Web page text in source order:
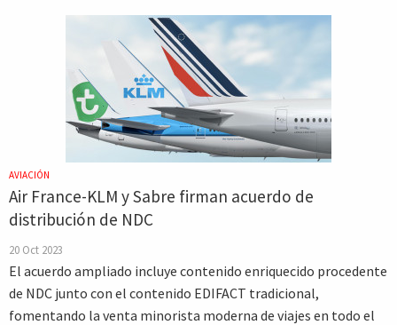
AVIACIÓN
Air France-KLM y Sabre firman acuerdo de
distribución de NDC
20 Oct 2023
El acuerdo ampliado incluye contenido enriquecido procedente
de NDC junto con el contenido EDIFACT tradicional,
fomentando la venta minorista moderna de viajes en todo el